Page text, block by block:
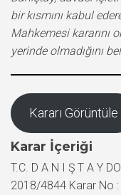
bir kısmını kabul
Mahkemesi kararını
yerinde olmadığını
Kararı Görüntüle
Karar İçeriği
T.C. D A N I Ş T A Y
2018/4844 Karar No :